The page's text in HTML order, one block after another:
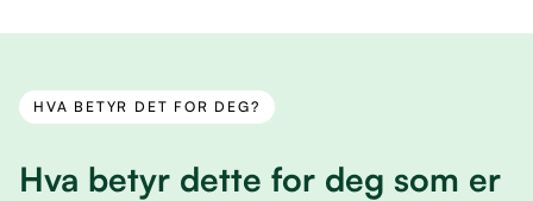
HVA BETYR DET FOR DEG?
Hva betyr dette for deg som er